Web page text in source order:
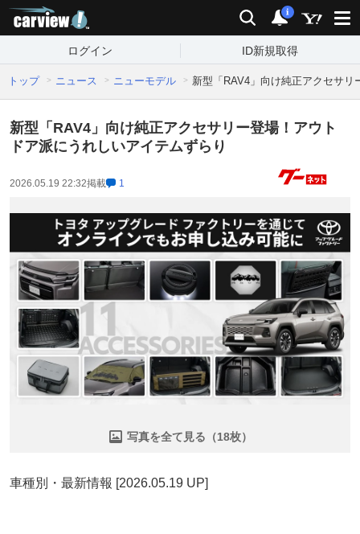
検索 通知
i
ログイン ID新規取得
トップ ニュース ニューモデル 新型「RAV4」向け純正アクセサ
新型「RAV4」向け純正アクセサリー登場！アウト
ドア派にうれしいアイテムずらり
2026.05.19 22:32掲載 1
写真を全て見る（18枚）
車種別・最新情報 [2026.05.19 UP]